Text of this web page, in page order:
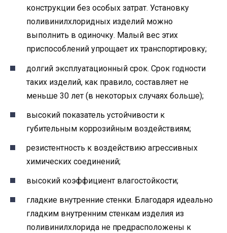
конструкции без особых затрат. Установку
поливинилхлоридных изделий можно
выполнить в одиночку. Малый вес этих
приспособлений упрощает их транспортировку;
долгий эксплуатационный срок. Срок годности
таких изделий, как правило, составляет не
меньше 30 лет (в некоторых случаях больше);
высокий показатель устойчивости к
губительным коррозийным воздействиям;
резистентность к воздействию агрессивных
химических соединений;
высокий коэффициент влагостойкости;
гладкие внутренние стенки. Благодаря идеально
гладким внутренним стенкам изделия из
поливинилхлорида не предрасположены к